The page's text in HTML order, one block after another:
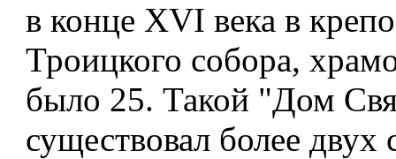
в конце XVI века в
Троицкого собора,
было 25. Такой "Дом
существовал более двух